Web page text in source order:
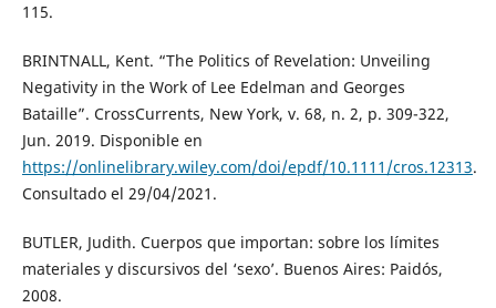
115.
BRINTNALL, Kent. “The Politics of Revelation: Unveiling
Negativity in the Work of Lee Edelman and Georges
Bataille”. CrossCurrents, New York, v. 68, n. 2, p. 309-322,
Jun. 2019. Disponible en
https://onlinelibrary.wiley.com/doi/epdf/10.1111/cros.12313.
Consultado el 29/04/2021.
BUTLER, Judith. Cuerpos que importan: sobre los límites
materiales y discursivos del ‘sexo’. Buenos Aires: Paidós,
2008.